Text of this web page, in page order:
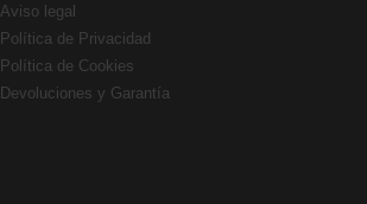
Aviso legal
Política de Privacidad
Política de Cookies
Devoluciones y Garantía